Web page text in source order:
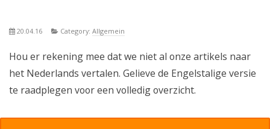
20.04.16 Category:Allgemein
Hou er rekening mee dat we niet al onze artikels naar
het Nederlands vertalen. Gelieve de Engelstalige versie
te raadplegen voor een volledig overzicht.